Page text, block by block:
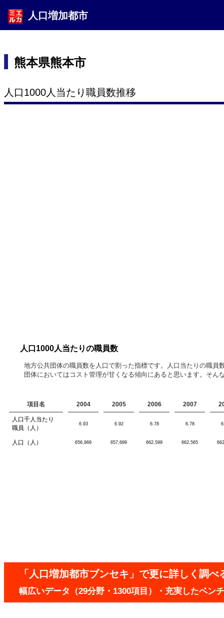
人口増加都市
熊本県熊本市
人口1000人当たり職員数推移
人口1000人当たりの職員数
地方公共団体の職員数を人口で割った指標です。人口当たりの職
団体においてはコスト管理が甘くなる傾向にあると思います。そ
項目名 2004 2005 2006 2007
人口千人当たり
職員（人）
6.93 6.92 6.78 6.78
人口（人） 656,969 657,699 662,599 662,565
「人口増加都市ブンセキ」で更に詳しく調べ
幅広いデータ（29分野・1300項目）・充実したベン